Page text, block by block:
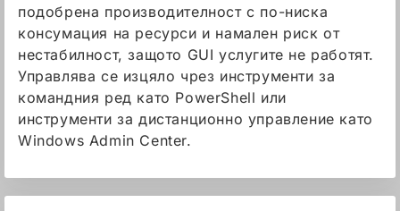
подобрена производителност с по-ниска
консумация на ресурси и намален риск от
нестабилност, защото GUI услугите не работят.
Управлява се изцяло чрез инструменти за
командния ред като PowerShell или
инструменти за дистанционно управление като
Windows Admin Center.